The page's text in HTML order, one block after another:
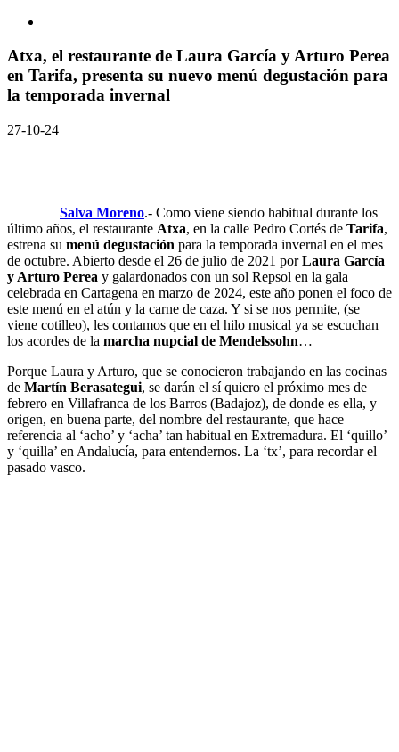
Atxa, el restaurante de Laura García y Arturo Perea
en Tarifa, presenta su nuevo menú degustación para
la temporada invernal
27-10-24
Salva Moreno.- Como viene siendo habitual durante los
último años, el restaurante Atxa, en la calle Pedro Cortés de Tarifa,
estrena su menú degustación para la temporada invernal en el mes
de octubre. Abierto desde el 26 de julio de 2021 porLaura García
y Arturo Perea y galardonados con un sol Repsol en la gala
celebrada en Cartagena en marzo de 2024, este año ponen el foco de
este menú en el atún y la carne de caza. Y si se nos permite, (se
viene cotilleo), les contamos que en el hilo musical ya se escuchan
los acordes de la marcha nupcial de Mendelssohn…
Porque Laura y Arturo, que se conocieron trabajando en las cocinas
de Martín Berasategui, se darán el sí quiero el próximo mes de
febrero en Villafranca de los Barros (Badajoz), de donde es ella, y
origen, en buena parte, del nombre del restaurante, que hace
referencia al ‘acho’ y ‘acha’ tan habitual en Extremadura. El ‘quillo’
y ‘quilla’ en Andalucía, para entendernos. La ‘tx’, para recordar el
pasado vasco.